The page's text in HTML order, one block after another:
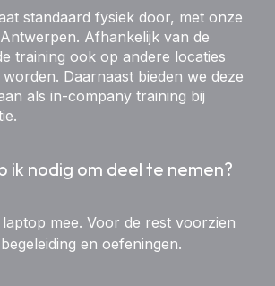
standaard fysiek door, met onze
Afhankelijk van de
training ook op andere locaties
Daarnaast bieden we deze
als in-company training bij
ik nodig om deel te nemen?
mee. Voor de rest voorzien
en oefeningen.